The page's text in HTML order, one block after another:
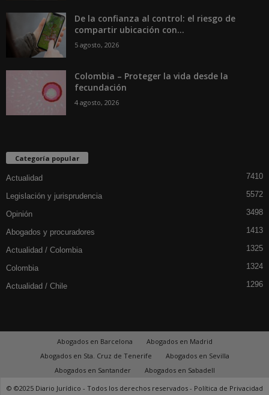
De la confianza al control: el riesgo de
compartir ubicación con...
5 agosto, 2026
Colombia – Proteger la vida desde la
fecundación
4 agosto, 2026
Categoría popular
Actualidad 7410
Legislación y jurisprudencia 5572
Opinión 3498
Abogados y procuradores 1413
Actualidad / Colombia 1325
Colombia 1324
Actualidad / Chile 1296
Abogados en Barcelona
Abogados en Madrid
Abogados en Sta. Cruz de Tenerife
Abogados en Sevilla
Abogados en Santander
Abogados en Sabadell
© ©2025 Diario Jurídico - Todos los derechos reservados - Política de Privacidad